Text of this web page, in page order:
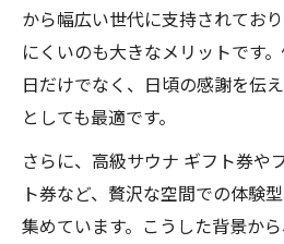
から幅広い世代に支持されてお
にくいのも大きなメリットです
日だけでなく、日頃の感謝を伝
としても最適です。
さらに、高級サウナ ギフト券や
ト券など、贅沢な空間での体験
集めています。こうした背景か